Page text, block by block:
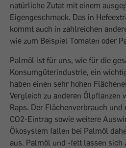
natürliche Zutat mit einem
Eigengeschmack. Das in
kommt auch in zahlreichen
wie zum Beispiel Tomaten oder
Palmöl ist für uns, wie für die
Konsumgüterindustrie, ein
haben einen sehr hohen
Vergleich zu anderen Ölpflanzen
Raps. Der Flächenverbrauch
CO2-Eintrag sowie weitere
Ökosystem fallen bei Palmöl
aus. Palmöl und -fett lassen sich